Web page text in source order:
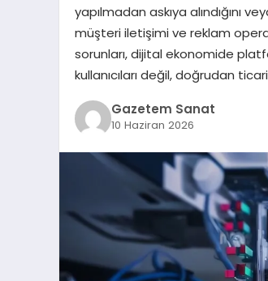
yapılmadan askıya alındığını
müşteri iletişimi ve reklam
sorunları, dijital ekonomide
kullanıcıları değil, doğrudan
Gazetem Sanat
10 Haziran 2026